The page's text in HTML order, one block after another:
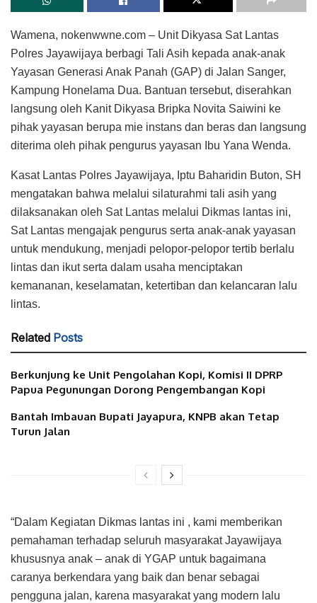
Wamena, nokenwwne.com – Unit Dikyasa Sat Lantas
Polres Jayawijaya berbagi Tali Asih kepada anak-anak
Yayasan Generasi Anak Panah (GAP) di Jalan Sanger,
Kampung Honelama Dua. Bantuan tersebut, diserahkan
langsung oleh Kanit Dikyasa Bripka Novita Saiwini ke
pihak yayasan berupa mie instans dan beras dan langsung
diterima oleh pihak pengurus yayasan Ibu Yana Wenda.
Kasat Lantas Polres Jayawijaya, Iptu Baharidin Buton, SH
mengatakan bahwa melalui silaturahmi tali asih yang
dilaksanakan oleh Sat Lantas melalui Dikmas lantas ini,
Sat Lantas mengajak pengurus serta anak-anak yayasan
untuk mendukung, menjadi pelopor-pelopor tertib berlalu
lintas dan ikut serta dalam usaha menciptakan
kemananan, keselamatan, ketertiban dan kelancaran lalu
lintas.
Related Posts
Berkunjung ke Unit Pengolahan Kopi, Komisi II DPRP
Papua Pegunungan Dorong Pengembangan Kopi
Bantah Imbauan Bupati Jayapura, KNPB akan Tetap
Turun Jalan
“Dalam Kegiatan Dikmas lantas ini , kami memberikan
pemahaman terhadap seluruh masyarakat Jayawijaya
khususnya anak – anak di YGAP untuk bagaimana
caranya berkendara yang baik dan benar sebagai
pengguna jalan, karena masyarakat yang modern lalu